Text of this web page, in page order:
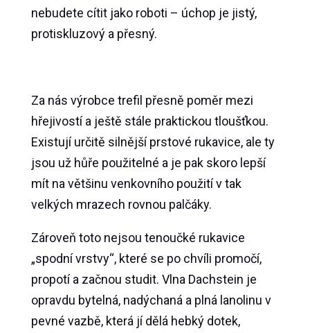
nebudete cítit jako roboti – úchop je jistý,
protiskluzový a přesný.
Za nás výrobce trefil přesně poměr mezi
hřejivostí a ještě stále praktickou tloušťkou.
Existují určitě silnější prstové rukavice, ale ty
jsou už hůře použitelné a je pak skoro lepší
mít na většinu venkovního použití v tak
velkých mrazech rovnou palčáky.
Zároveň toto nejsou tenoučké rukavice
„spodní vrstvy“, které se po chvíli promočí,
propotí a začnou studit. Vlna Dachstein je
opravdu bytelná, nadýchaná a plná lanolinu v
pevné vazbě, která jí dělá hebký dotek,